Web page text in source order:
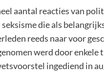
aantal reacties van
die als
reeds naar voor
werd door
ingediend in